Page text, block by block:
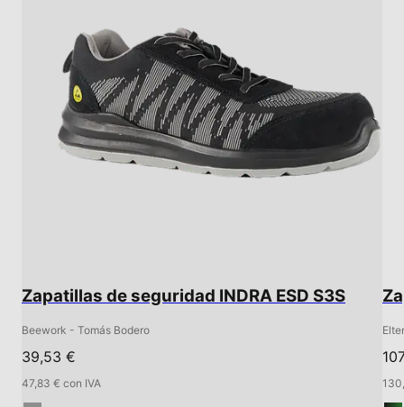
Zapatillas de seguridad INDRA ESD S3S
Beework - Tomás Bodero
39,53 €
47,83 € con IVA